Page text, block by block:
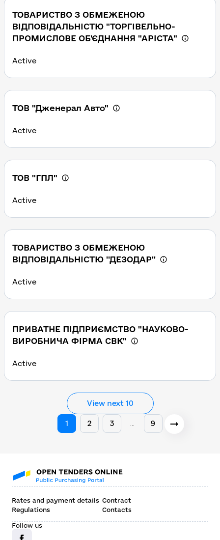
ТОВАРИСТВО З ОБМЕЖЕНОЮ
ВІДПОВІДАЛЬНІСТЮ "ТОРГІВЕЛЬНО-
ПРОМИСЛОВЕ ОБ'ЄДНАННЯ "АРІСТА"
Active
ТОВ "Дженерал Авто"
Active
ТОВ "ГПЛ"
Active
ТОВАРИСТВО З ОБМЕЖЕНОЮ
ВІДПОВІДАЛЬНІСТЮ ''ДЕЗОДАР''
Active
ПРИВАТНЕ ПІДПРИЄМСТВО "НАУКОВО-
ВИРОБНИЧА ФІРМА СВК"
Active
View next 10
1 2 3 9
Rates and payment details Contract
Regulations
Contacts
Follow us